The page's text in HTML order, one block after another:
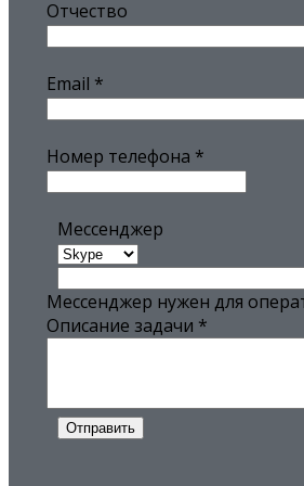
Отчество
Email *
Номер телефона *
Мессенджер
Мессенджер нужен для
Описание задачи *
Отправить